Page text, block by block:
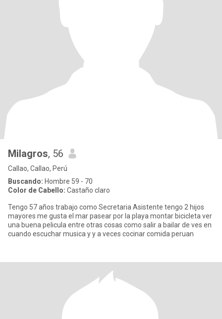
Milagros, 56
Callao, Callao, Perú
Buscando: Hombre 59 - 70
Color de Cabello: Castaño claro
Tengo 57 años trabajo como Secretaria Asistente tengo 2 hijos
mayores me gusta el mar pasear por la playa montar bicicleta ver
una buena pelicula entre otras cosas como salir a bailar de ves en
cuando escuchar musica y y a veces cocinar comida peruan